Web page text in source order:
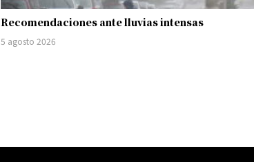
Recomendaciones ante lluvias intensas
5 agosto 2026